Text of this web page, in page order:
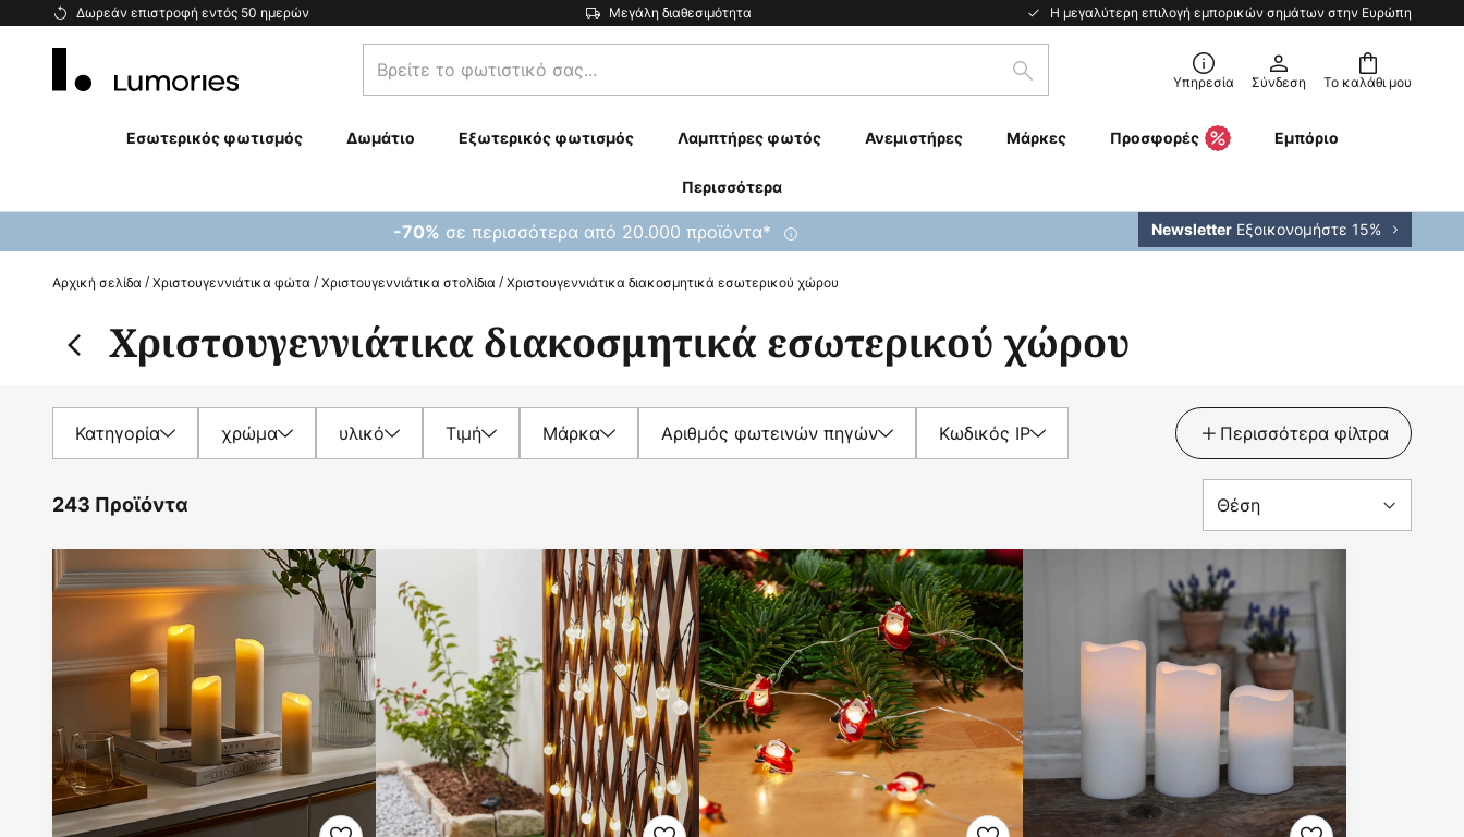
Δωρεάν επιστροφή εντός 50 ημερών Μεγάλη διαθεσιμότητα Η μεγαλύτερη επιλογή εμπορικών σημάτων στην Ευρώπη
Μετάβαση
Το καλάθι μου
Βρείτε
το
σας...
Αναζήτηση Υπηρεσία Σύνδεση
Εσωτερικός φωτισμός Δωμάτιο Εξωτερικός φωτισμός Λαμπτήρες φωτός Ανεμιστήρες Μάρκες Προσφορές Εμπόριο
Περισσότερα
-70% σε περισσότερα από 20.000 προϊόντα* Newsletter Εξοικονομήστε 15%
Αρχική σελίδα Χριστουγεννιάτικα φώτα Χριστουγεννιάτικα στολίδια Χριστουγεννιάτικα διακοσμητικά εσωτερικού χώρου
Χριστουγεννιάτικα διακοσμητικά εσωτερικού χώρου
Κατηγορία χρώμα υλικό Τιμή Μάρκα Αριθμός φωτεινών πηγών Κωδικός IP Περισσότερα φίλτρα
243 Προϊόντα